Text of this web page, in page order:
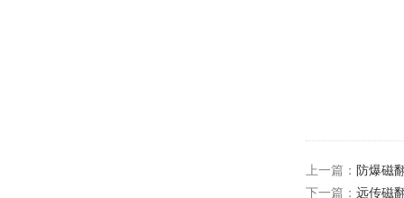
上一篇： 防爆磁
下一篇： 远传磁